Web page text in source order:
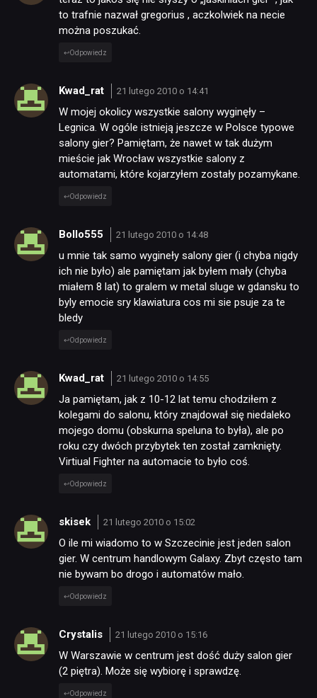
to trafnie nazwał gregorius , aczkolwiek na necie
można poszukać.
Odpowiedz
Kwad_rat 21 lutego 2010 o 14:41
W mojej okolicy wszystkie salony wyginęły –
Legnica. W ogóle istnieją jeszcze w Polsce typowe
salony gier? Pamiętam, że nawet w tak dużym
mieście jak Wrocław wszystkie salony z
automatami, które kojarzyłem zostały pozamykane.
Odpowiedz
Bollo555 21 lutego 2010 o 14:48
u mnie tak samo wygineły salony gier (i chyba nigdy
ich nie było) ale pamiętam jak byłem mały (chyba
miałem 8 lat) to gralem w metal sluge w gdansku to
byly emocie sry klawiatura cos mi sie psuje za te
bledy
Odpowiedz
Kwad_rat 21 lutego 2010 o 14:55
Ja pamiętam, jak z 10-12 lat temu chodziłem z
kolegami do salonu, który znajdował się niedaleko
mojego domu (obskurna speluna to była), ale po
roku czy dwóch przybytek ten został zamknięty.
Virtiual Fighter na automacie to było coś.
Odpowiedz
skisek 21 lutego 2010 o 15:02
O ile mi wiadomo to w Szczecinie jest jeden salon
gier. W centrum handlowym Galaxy. Zbyt często tam
nie bywam bo drogo i automatów mało.
Odpowiedz
Crystalis 21 lutego 2010 o 15:16
W Warszawie w centrum jest dość duży salon gier
(2 piętra). Może się wybiorę i sprawdzę.
Odpowiedz